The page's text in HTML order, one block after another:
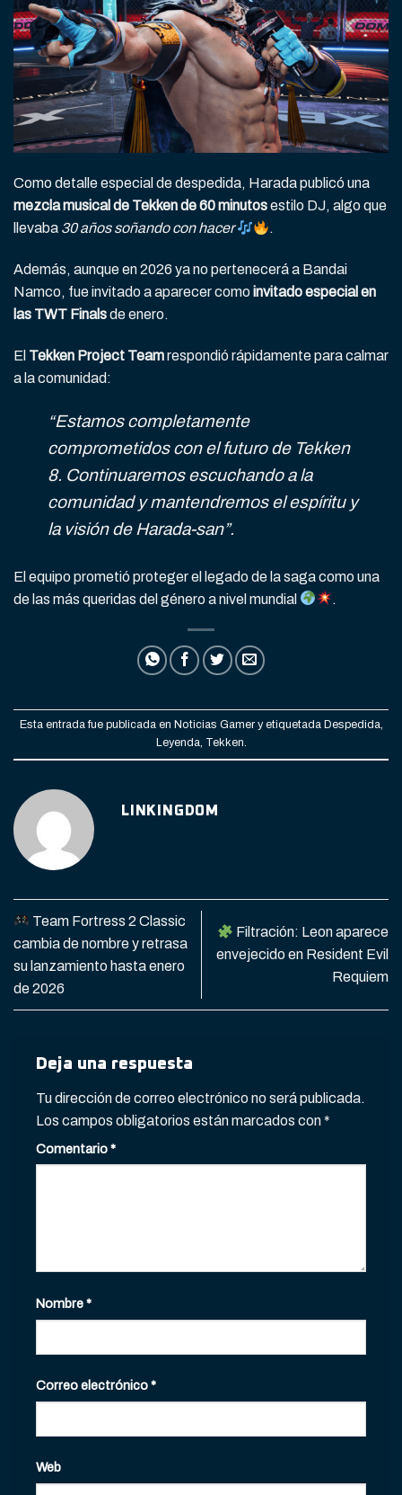
Como detalle especial de despedida, Harada publicó una
mezcla musical de Tekken de 60 minutosestilo DJ, algo que
llevaba 30 años soñando con hacer .
Además, aunque en 2026 ya no pertenecerá a Bandai
Namco, fue invitado a aparecer comoinvitado especial en
las TWT Finalsde enero.
El Tekken Project Teamrespondió rápidamente para calmar
a la comunidad:
“Estamos completamente
comprometidos con el futuro de Tekken
8. Continuaremos escuchando a la
comunidad y mantendremos el espíritu y
la visión de Harada-san”.
El equipo prometió proteger el legado de la saga como una
de las más queridas del género a nivel mundial
.
Esta entrada fue publicada en Noticias Gamery etiquetada Despedida,
Leyenda, Tekken.
LINKINGDOM
Team Fortress 2 Classic
cambia de nombre y retrasa
su lanzamiento hasta enero
de 2026
Filtración: Leon aparece
envejecido en Resident Evil
Requiem
Deja una respuesta
Tu dirección de correo electrónico no será publicada.
Los campos obligatorios están marcados con*
Comentario*
Nombre*
Correo electrónico*
Web